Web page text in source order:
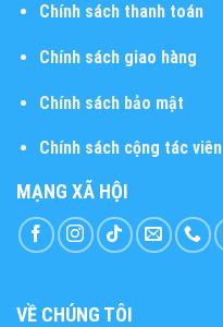
Chính sách thanh toán
Chính sách giao hàng
Chính sách bảo mật
Chính sách cộng tác viên
MẠNG XÃ HỘI
VỀ CHÚNG TÔI